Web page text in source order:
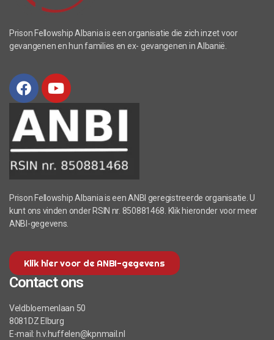
Prison Fellowship Albania is een organisatie die zich inzet voor
gevangenen en hun families en ex- gevangenen in Albanië.
Prison Fellowship Albania is een ANBI geregistreerde organisatie. U
kunt ons vinden onder RSIN nr. 850881468. Klik hieronder voor meer
ANBI-gegevens.
Klik hier voor de ANBI-gegevens
Contact ons
Veldbloemenlaan 50
8081DZ Elburg
E-mail: h.v.huffelen@kpnmail.nl